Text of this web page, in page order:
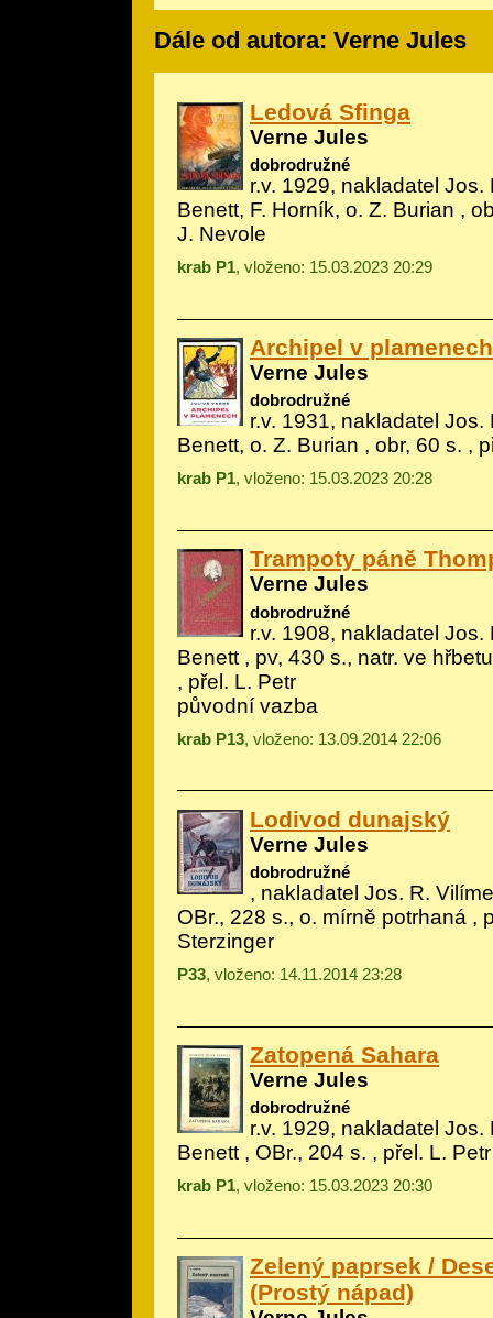
Dále od autora: Verne Jules
Ledová Sfinga
Verne Jules
dobrodružné
r.v. 1929, nakladatel
Benett, F. Horník, o. Z. Burian ,
J. Nevole
krab P1, vloženo: 15.03.2023 20:29
Archipel v plamenech
Verne Jules
dobrodružné
r.v. 1931, nakladatel
Benett, o. Z. Burian , obr, 60 s. ,
krab P1, vloženo: 15.03.2023 20:28
Trampoty páně
Verne Jules
dobrodružné
r.v. 1908, nakladatel
Benett , pv, 430 s., natr. ve
, přel. L. Petr
původní vazba
krab P13, vloženo: 13.09.2014 22:06
Lodivod dunajský
Verne Jules
dobrodružné
, nakladatel Jos. R.
OBr., 228 s., o. mírně potrhaná ,
Sterzinger
P33, vloženo: 14.11.2014 23:28
Zatopená Sahara
Verne Jules
dobrodružné
r.v. 1929, nakladatel
Benett, OBr., 204 s. , přel. L. Petr
krab P1, vloženo: 15.03.2023 20:30
Zelený paprsek /
(Prostý nápad)